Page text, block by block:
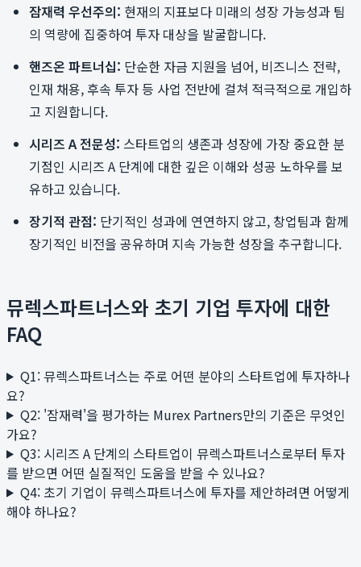
잠재력 우선주의: 현재의 지표보다 미래의 성장 가능성과 팀
의 역량에 집중하여 투자 대상을 발굴합니다.
핸즈온 파트너십: 단순한 자금 지원을 넘어, 비즈니스 전략,
인재 채용, 후속 투자 등 사업 전반에 걸쳐 적극적으로 개입하
고 지원합니다.
시리즈 A 전문성: 스타트업의 생존과 성장에 가장 중요한 분
기점인 시리즈 A 단계에 대한 깊은 이해와 성공 노하우를 보
유하고 있습니다.
장기적 관점: 단기적인 성과에 연연하지 않고, 창업팀과 함께
장기적인 비전을 공유하며 지속 가능한 성장을 추구합니다.
뮤렉스파트너스와 초기 기업 투자에 대한
FAQ
Q1: 뮤렉스파트너스는 주로 어떤 분야의 스타트업에 투자하나
요?
Q2: '잠재력'을 평가하는 Murex Partners만의 기준은 무엇인
가요?
Q3: 시리즈 A 단계의 스타트업이 뮤렉스파트너스로부터 투자
를 받으면 어떤 실질적인 도움을 받을 수 있나요?
Q4: 초기 기업이 뮤렉스파트너스에 투자를 제안하려면 어떻게
해야 하나요?